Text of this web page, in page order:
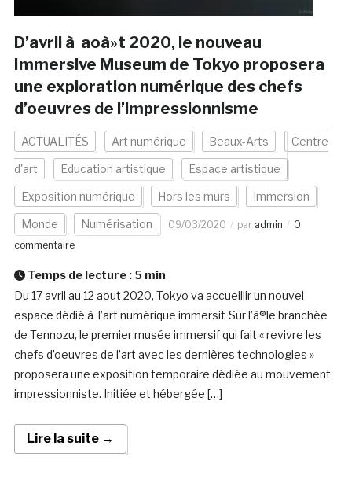
D’avril à aoà»t 2020, le nouveau
Immersive Museum de Tokyo proposera
une exploration numérique des chefs
d’oeuvres de l’impressionnisme
ACTUALITÉS Art numérique Beaux-Arts Centre
d'art Education artistique Espace artistique
Exposition numérique Hors les murs Immersion
Monde Numérisation 09/03/2020 par admin
0
commentaire
Temps de lecture : 5 min
Du 17 avril au 12 aout 2020, Tokyo va accueillir un nouvel
espace dédié à l’art numérique immersif. Sur l’à®le branchée
de Tennozu, le premier musée immersif qui fait « revivre les
chefs d’oeuvres de l’art avec les dernières technologies »
proposera une exposition temporaire dédiée au mouvement
impressionniste. Initiée et hébergée […]
Lire la suite →